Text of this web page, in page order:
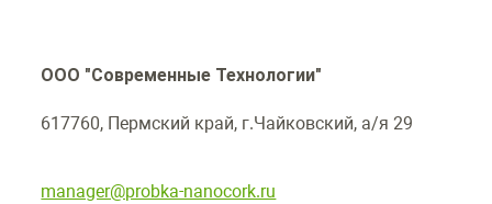
ООО "Современные Технологии"
617760, Пермский край, г.Чайковский, а/я 29
manager@probka-nanocork.ru